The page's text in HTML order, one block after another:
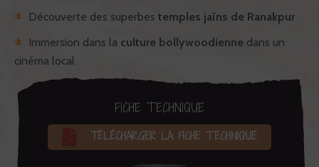
Découverte des superbes temples jaïns de Ranakpur
Immersion dans la culture bollywoodienne dans un
cinéma local
FICHE TECHNIQUE
TÉLÉCHARGER LA FICHE TECHNIQUE